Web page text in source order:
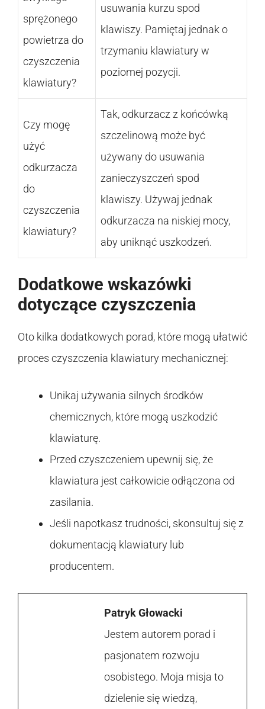
sprężonego
powietrza do
czyszczenia
klawiatury?
usuwania kurzu spod
klawiszy. Pamiętaj jednak o
trzymaniu klawiatury w
poziomej pozycji.
Czy mogę
użyć
odkurzacza
do
czyszczenia
klawiatury?
Tak, odkurzacz z końcówką
szczelinową może być
używany do usuwania
zanieczyszczeń spod
klawiszy. Używaj jednak
odkurzacza na niskiej mocy,
aby uniknąć uszkodzeń.
Dodatkowe wskazówki
dotyczące czyszczenia
Oto kilka dodatkowych porad, które mogą ułatwić
proces czyszczenia klawiatury mechanicznej:
Unikaj używania silnych środków
chemicznych, które mogą uszkodzić
klawiaturę.
Przed czyszczeniem upewnij się, że
klawiatura jest całkowicie odłączona od
zasilania.
Jeśli napotkasz trudności, skonsultuj się z
dokumentacją klawiatury lub
producentem.
Patryk Głowacki
Jestem autorem porad i
pasjonatem rozwoju
osobistego. Moja misja to
dzielenie się wiedzą,